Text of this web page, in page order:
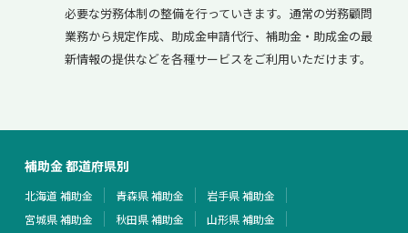
必要な労務体制の整備を行っていきます。通常の労務顧問
業務から規定作成、助成金申請代行、補助金・助成金の最
新情報の提供などを各種サービスをご利用いただけます。
補助金 都道府県別
北海道 補助金 青森県 補助金
岩手県 補助金
宮城県 補助金
秋田県 補助金
山形県 補助金